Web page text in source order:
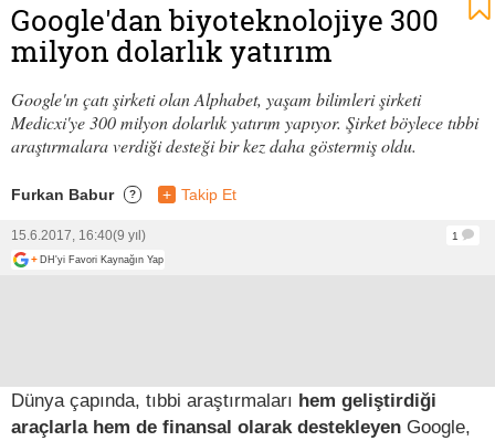
Google'dan biyoteknolojiye 300
milyon dolarlık yatırım
Google'ın çatı şirketi olan Alphabet, yaşam bilimleri şirketi
Medicxi'ye 300 milyon dolarlık yatırım yapıyor. Şirket böylece tıbbi
araştırmalara verdiği desteği bir kez daha göstermiş oldu.
Furkan Babur ? + Takip Et
15.6.2017, 16:40(9 yıl)
1
+ DH'yi Favori Kaynağın Yap
Dünya çapında, tıbbi araştırmaları hem geliştirdiği
araçlarla hem de finansal olarak destekleyen Google,